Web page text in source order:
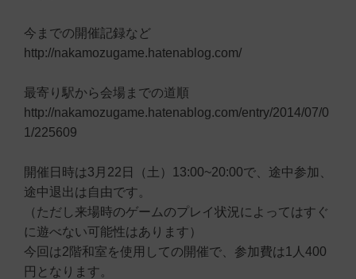
今までの開催記録など
http://nakamozugame.hatenablog.com/
最寄り駅から会場までの道順
http://nakamozugame.hatenablog.com/entry/2014/07/0
1/225609
開催日時は3月22日（土）13:00~20:00で、途中参加、
途中退出は自由です。
（ただし来場時のゲームのプレイ状況によってはすぐ
に遊べない可能性はあります）
今回は2階和室を使用しての開催で、参加費は1人400
円となります。